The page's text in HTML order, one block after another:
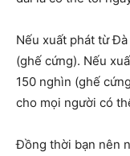
Nếu xuất phát từ
(ghế cứng). Nếu
150 nghìn (ghế
cho mọi người có
Đồng thời bạn nên